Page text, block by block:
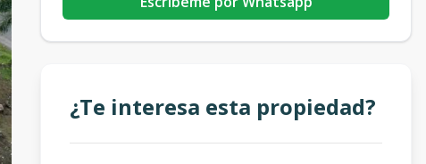
¿Te interesa esta propiedad?